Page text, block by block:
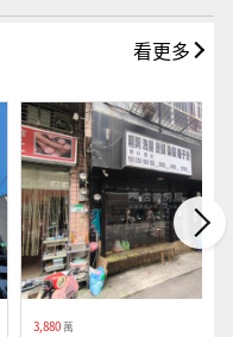
看更多
3,880萬